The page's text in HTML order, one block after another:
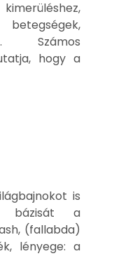
Számos
hogy a
is
bázisát a
(fallabda)
lényege: a